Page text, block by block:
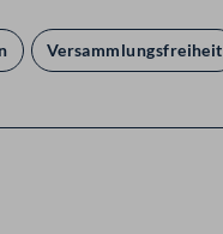
Versammlungsfreiheit